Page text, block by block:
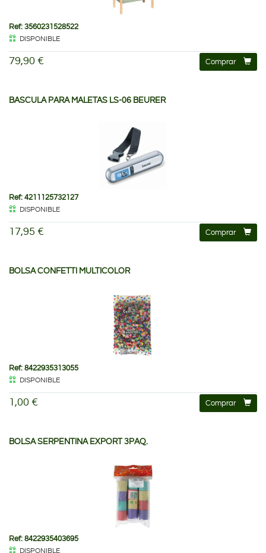
Ref: 3560231528522
DISPONIBLE
79,90 € Comprar
BASCULA PARA MALETAS LS-06 BEURER
Ref: 4211125732127
DISPONIBLE
17,95 € Comprar
BOLSA CONFETTI MULTICOLOR
Ref: 8422935313055
DISPONIBLE
1,00 € Comprar
BOLSA SERPENTINA EXPORT 3PAQ.
Ref: 8422935403695
DISPONIBLE